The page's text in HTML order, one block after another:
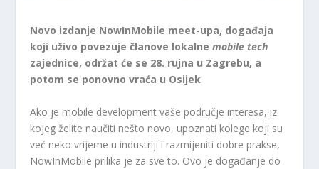
Novo izdanje NowInMobile meet-upa, događaja
koji uživo povezuje članove lokalnemobile tech
zajednice, održat će se 28. rujna u Zagrebu, a
potom se ponovno vraća u Osijek
Ako je mobile development vaše područje interesa, iz
kojeg želite naučiti nešto novo, upoznati kolege koji su
već neko vrijeme u industriji i razmijeniti dobre prakse,
NowInMobile prilika je za sve to. Ovo je događanje do